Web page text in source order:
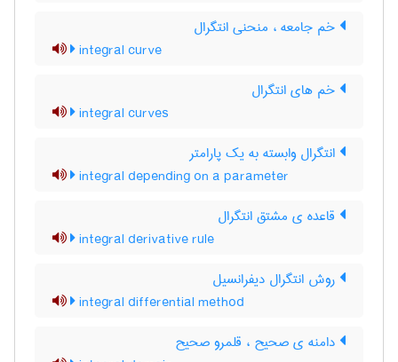
خم جامعه ، منحنی انتگرال
integral curve
خم های انتگرال
integral curves
انتگرال وابسته به یک پارامتر
integral depending on a parameter
قاعده ی مشتق انتگرال
integral derivative rule
روش انتگرال دیفرانسیل
integral differential method
دامنه ی صحیح ، قلمرو صحیح